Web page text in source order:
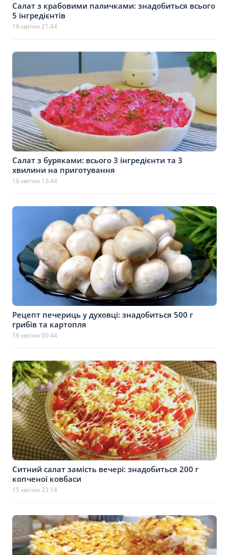
Салат з крабовими паличками: знадобиться всього
5 інгредієнтів
16 квітня 21:44
Салат з буряками: всього 3 інгредієнти та 3
хвилини на приготування
16 квітня 13:44
Рецепт печериць у духовці: знадобиться 500 г
грибів та картопля
16 квітня 00:44
Ситний салат замість вечері: знадобиться 200 г
копченої ковбаси
15 квітня 23:14